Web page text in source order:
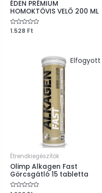
ÉDEN PRÉMIUM
HOMOKTÖVIS VELŐ 200 ML
Értékelés:
1.528 Ft
Elfogyott
Étrendkiegészítők
Olimp Alkagen Fast
Görcsgátló 15 tabletta